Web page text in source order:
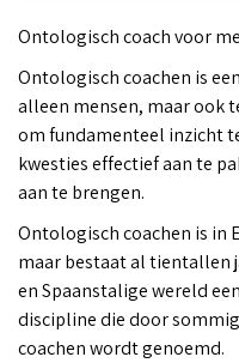
Ontologisch coach voor
Ontologisch coachen is
alleen mensen, maar ook
om fundamenteel inzicht
kwesties effectief aan te
aan te brengen.
Ontologisch coachen is in
maar bestaat al tientallen
en Spaanstalige wereld
discipline die door
coachen wordt genoemd.